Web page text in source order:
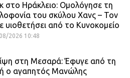
στο Ηράκλειο: Ομολόγησε τη
του σκύλου Χανς – Τον
υιοθετήσει από το Κυνοκομείο
2026 10:48
στη Μεσαρά: Έφυγε από τη
ο αγαπητός Μανώλης